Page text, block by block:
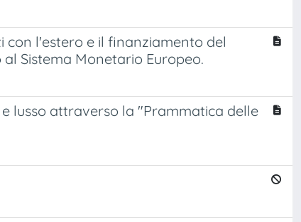
con l'estero e il finanziamento del
Sistema Monetario Europeo.
lusso attraverso la "Prammatica delle